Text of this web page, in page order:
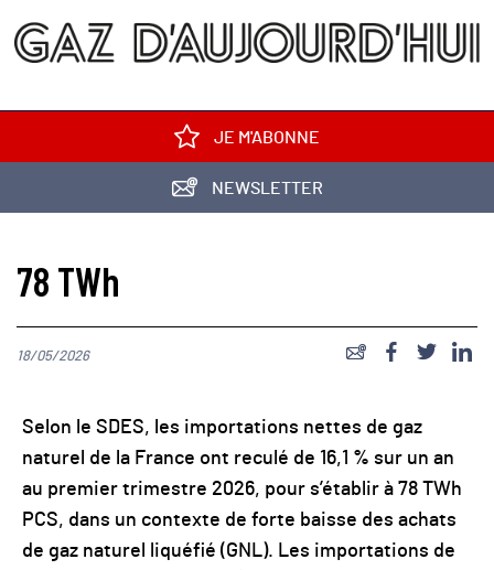
JE M'ABONNE
NEWSLETTER
78 TWh
18/05/2026
Selon le SDES, les importations nettes de gaz
naturel de la France ont reculé de 16,1 % sur un an
au premier trimestre 2026, pour s’établir à 78 TWh
PCS, dans un contexte de forte baisse des achats
de gaz naturel liquéfié (GNL). Les importations de